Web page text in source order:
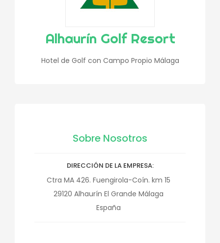
Alhaurín Golf Resort
Hotel de Golf con Campo Propio Málaga
Sobre Nosotros
DIRECCIÓN DE LA EMPRESA
Ctra MA 426. Fuengirola-Coín. km 15
29120 Alhaurín El Grande Málaga
España